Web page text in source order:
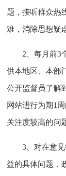
题，接听群众热
难，消除思想疑
2、每月前3
供本地区、本部
公开监督员了解
网站进行为期1
关注度较高的问
3、对在意
益的具体问题，